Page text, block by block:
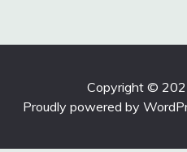
Copyright ©
Proudly powered by